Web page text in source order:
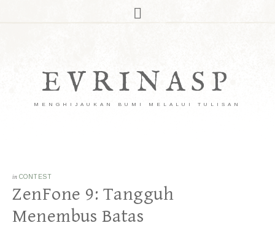
EVRINASP
MENGHIJAUKAN BUMI MELALUI TULISAN
in CONTEST
ZenFone 9: Tangguh
Menembus Batas